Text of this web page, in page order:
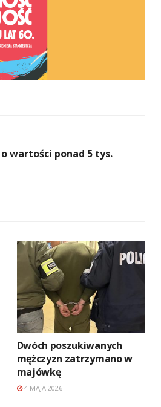
wartości ponad 5 tys.
Dwóch poszukiwanych
mężczyzn zatrzymano w
majówkę
4 MAJA 2026